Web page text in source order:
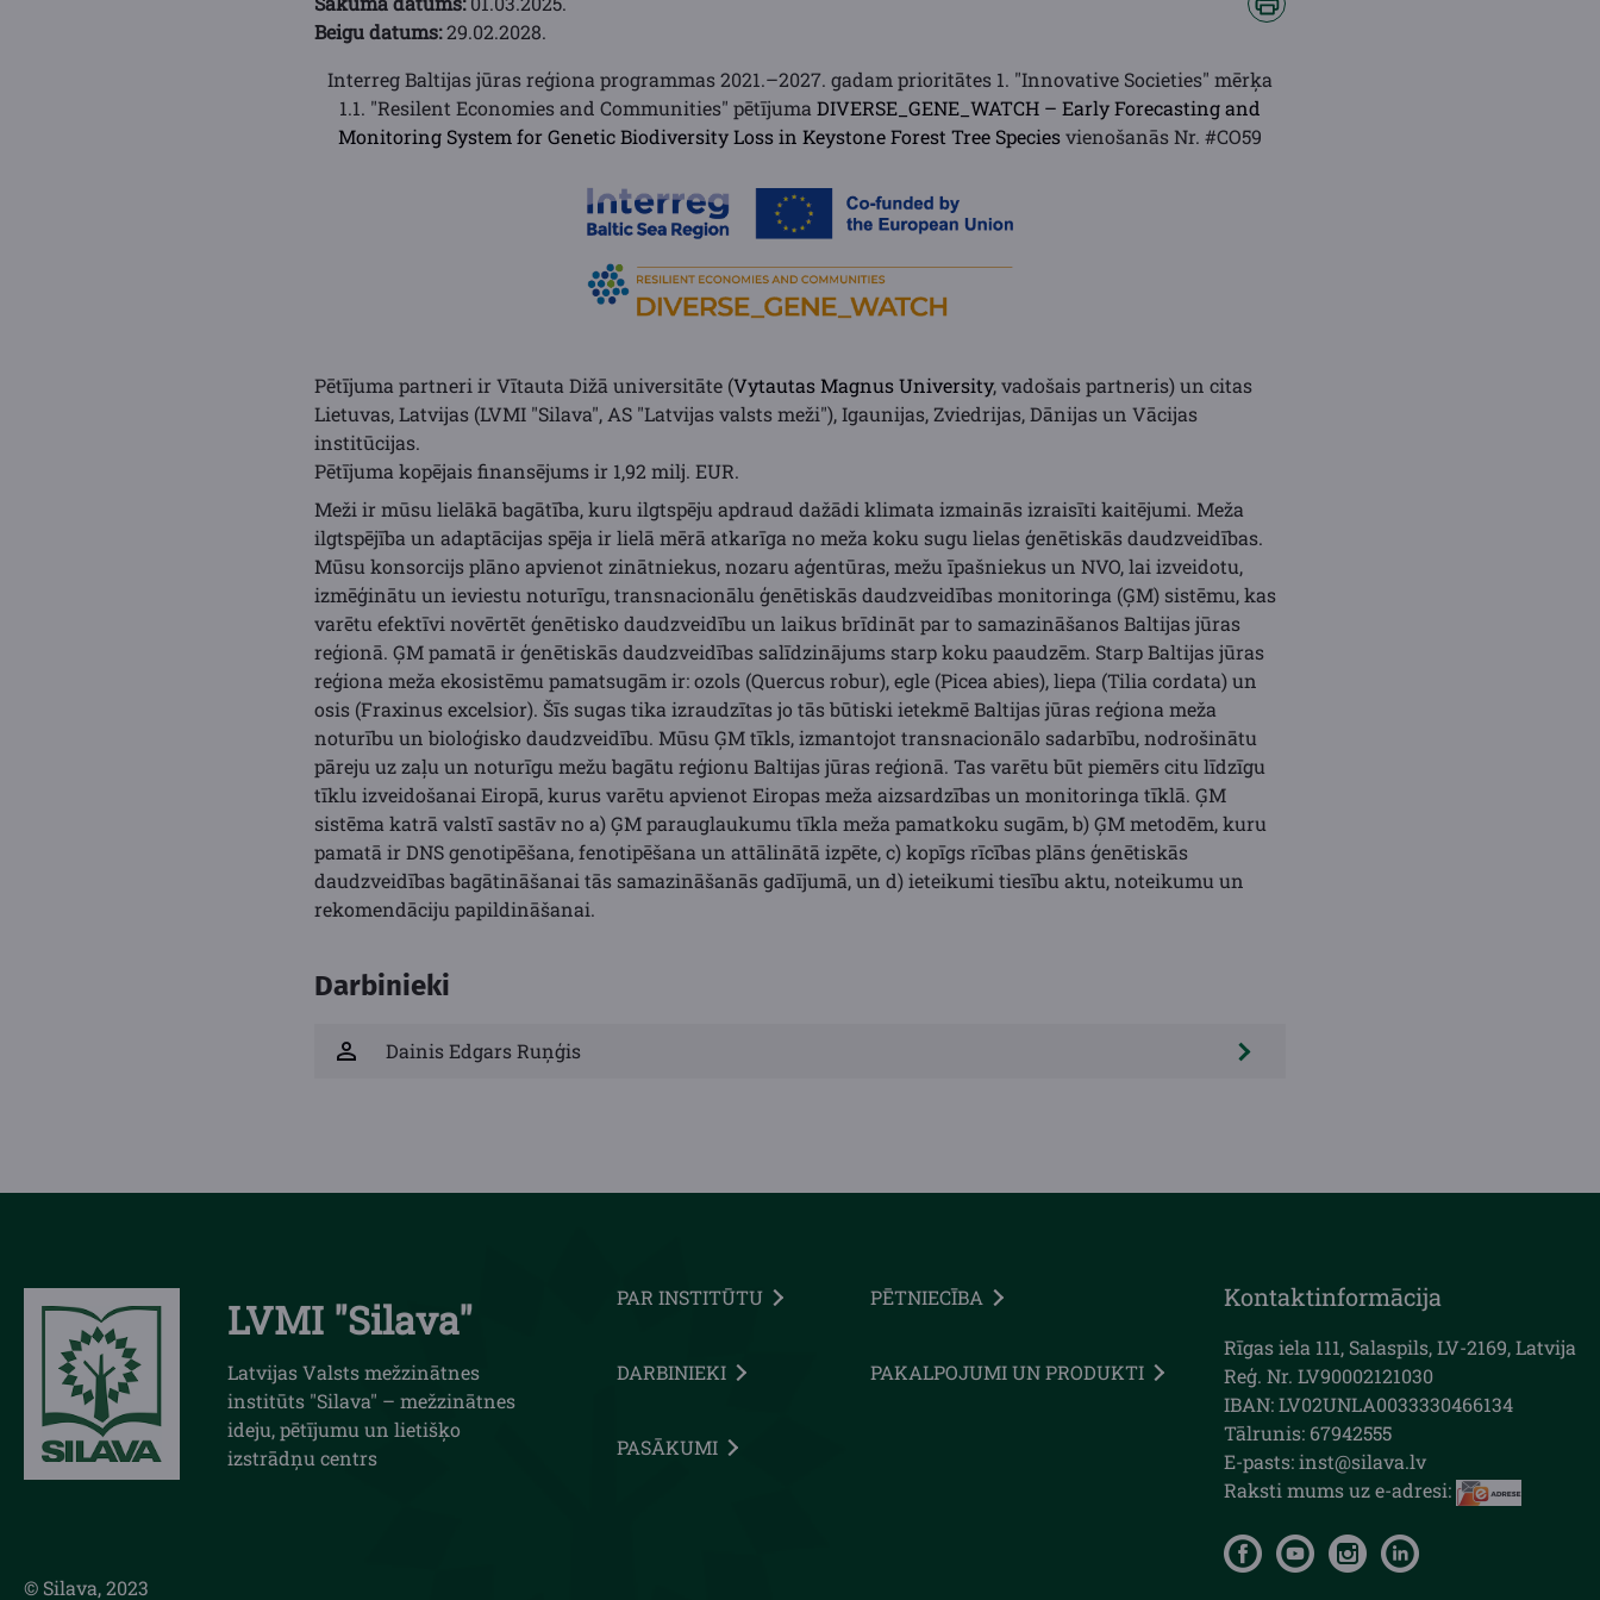
Beigu datums:29.02.2028.
Interreg Baltijas jūras reģiona programmas 2021.–2027. gadam prioritātes 1. "Innovative Societies" mērķa
1.1. "Resilent Economies and Communities" pētījuma DIVERSE_GENE_WATCH – Early Forecasting and
Monitoring System for Genetic Biodiversity Loss in Keystone Forest Tree Speciesvienošanās Nr. #CO59
Pētījuma partneri ir Vītauta Dižā universitāte (Vytautas Magnus University, vadošais partneris) un citas
Lietuvas, Latvijas (LVMI "Silava", AS "Latvijas valsts meži"), Igaunijas, Zviedrijas, Dānijas un Vācijas
institūcijas.
Pētījuma kopējais finansējums ir 1,92 milj. EUR.
Meži ir mūsu lielākā bagātība, kuru ilgtspēju apdraud dažādi klimata izmainās izraisīti kaitējumi. Meža
ilgtspējība un adaptācijas spēja ir lielā mērā atkarīga no meža koku sugu lielas ģenētiskās daudzveidības.
Mūsu konsorcijs plāno apvienot zinātniekus, nozaru aģentūras, mežu īpašniekus un NVO, lai izveidotu,
izmēģinātu un ieviestu noturīgu, transnacionālu ģenētiskās daudzveidības monitoringa (ĢM) sistēmu, kas
varētu efektīvi novērtēt ģenētisko daudzveidību un laikus brīdināt par to samazināšanos Baltijas jūras
reģionā. ĢM pamatā ir ģenētiskās daudzveidības salīdzinājums starp koku paaudzēm. Starp Baltijas jūras
reģiona meža ekosistēmu pamatsugām ir: ozols (Quercus robur), egle (Picea abies), liepa (Tilia cordata) un
osis (Fraxinus excelsior). Šīs sugas tika izraudzītas jo tās būtiski ietekmē Baltijas jūras reģiona meža
noturību un bioloģisko daudzveidību. Mūsu ĢM tīkls, izmantojot transnacionālo sadarbību, nodrošinātu
pāreju uz zaļu un noturīgu mežu bagātu reģionu Baltijas jūras reģionā. Tas varētu būt piemērs citu līdzīgu
tīklu izveidošanai Eiropā, kurus varētu apvienot Eiropas meža aizsardzības un monitoringa tīklā. ĢM
sistēma katrā valstī sastāv no a) ĢM parauglaukumu tīkla meža pamatkoku sugām, b) ĢM metodēm, kuru
pamatā ir DNS genotipēšana, fenotipēšana un attālinātā izpēte, c) kopīgs rīcības plāns ģenētiskās
daudzveidības bagātināšanai tās samazināšanās gadījumā, un d) ieteikumi tiesību aktu, noteikumu un
rekomendāciju papildināšanai.
Darbinieki
Dainis Edgars Ruņģis
© Silava, 2023
LVMI "Silava"
Latvijas Valsts mežzinātnes
institūts "Silava" – mežzinātnes
ideju, pētījumu un lietišķo
izstrādņu centrs
PAR INSTITŪTU PĒTNIECĪBA
DARBINIEKI PAKALPOJUMI UN PRODUKTI
PASĀKUMI
Kontaktinformācija
Rīgas iela 111, Salaspils, LV-2169, Latvija
Reģ. Nr. LV90002121030
IBAN: LV02UNLA0033330466134
Tālrunis: 67942555
E-pasts: inst@silava.lv
Raksti mums uz e-adresi: